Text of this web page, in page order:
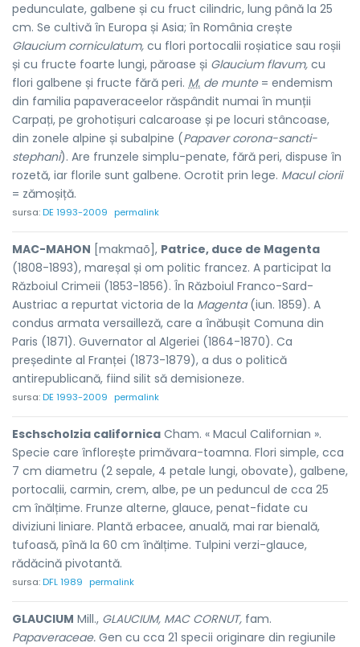
pedunculate, galbene și cu fruct cilindric, lung până la 25
cm. Se cultivă în Europa și Asia; în România crește
Glaucium corniculatum, cu flori portocalii roșiatice sau roșii
și cu fructe foarte lungi, păroase și Glaucium flavum, cu
flori galbene și fructe fără peri. M. de munte= endemism
din familia papaveraceelor răspândit numai în munții
Carpați, pe grohotișuri calcaroase și pe locuri stâncoase,
din zonele alpine și subalpine (Papaver corona-sancti-
stephani). Are frunzele simplu-penate, fără peri, dispuse în
rozetă, iar florile sunt galbene. Ocrotit prin lege. Macul ciorii
= zămoșiță.
sursa:DE 1993-2009 permalink
MAC-MAHON [makmaõ], Patrice, duce de Magenta
(1808-1893), mareșal și om politic francez. A participat la
Războiul Crimeii (1853-1856). În Războiul Franco-Sard-
Austriac a repurtat victoria de la Magenta(iun. 1859). A
condus armata versailleză, care a înăbușit Comuna din
Paris (1871). Guvernator al Algeriei (1864-1870). Ca
președinte al Franței (1873-1879), a dus o politică
antirepublicană, fiind silit să demisioneze.
sursa:DE 1993-2009 permalink
Eschscholzia californica Cham. « Macul Californian ».
Specie care înflorește primăvara-toamna. Flori simple, cca
7 cm diametru (2 sepale, 4 petale lungi, obovate), galbene,
portocalii, carmin, crem, albe, pe un peduncul de cca 25
cm înălțime. Frunze alterne, glauce, penat-fidate cu
diviziuni liniare. Plantă erbacee, anuală, mai rar bienală,
tufoasă, pînă la 60 cm înălțime. Tulpini verzi-glauce,
rădăcină pivotantă.
sursa:DFL 1989 permalink
GLAUCIUM Mill., GLAUCIUM, MAC CORNUT, fam.
Papaveraceae. Gen cu cca 21 specii originare din regiunile